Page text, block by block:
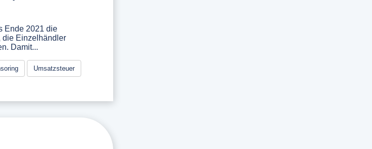
Ende 2021 die
die Einzelhändler
Damit...
Umsatzsteuer